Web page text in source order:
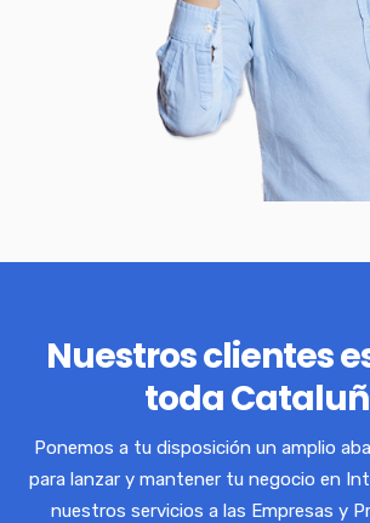
Nuestros clientes
toda
Ponemos a tu disposición un amplio
para lanzar y mantener tu negocio en
nuestros servicios a las Empresas y